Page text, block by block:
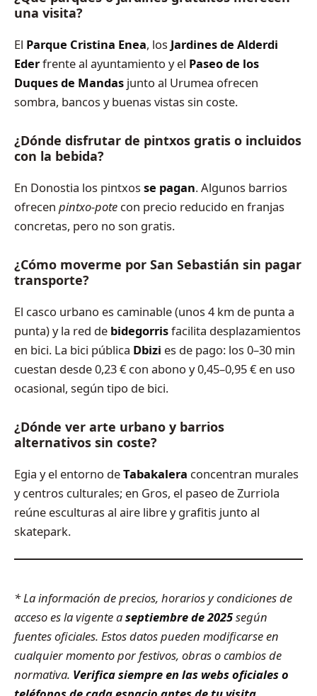
una visita?
El Parque Cristina Enea, los Jardines de Alderdi
Ederfrente al ayuntamiento y el Paseo de los
Duques de Mandas junto al Urumea ofrecen
sombra, bancos y buenas vistas sin coste.
¿Dónde disfrutar de pintxos gratis o incluidos
con la bebida?
En Donostia los pintxosse pagan. Algunos barrios
ofrecen pintxo‑pote con precio reducido en franjas
concretas, pero no son gratis.
¿Cómo moverme por San Sebastián sin pagar
transporte?
El casco urbano es caminable (unos 4 km de punta a
punta) y la red de bidegorrisfacilita desplazamientos
en bici. La bici pública Dbizi es de pago: los 0–30 min
cuestan desde 0,23 € con abono y 0,45–0,95 € en uso
ocasional, según tipo de bici.
¿Dónde ver arte urbano y barrios
alternativos sin coste?
Egia y el entorno deTabakalera concentran murales
y centros culturales; en Gros, el paseo de Zurriola
reúne esculturas al aire libre y grafitis junto al
skatepark.
* La información de precios, horarios y condiciones de
acceso es la vigente aseptiembre de 2025según
fuentes oficiales. Estos datos pueden modificarse en
cualquier momento por festivos, obras o cambios de
normativa. Verifica siempre en las webs oficiales o